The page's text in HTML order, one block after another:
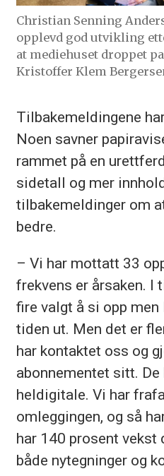
Christian Senning
opplevd god utvikling
at mediehuset droppet
Kristoffer Klem
Tilbakemeldingene
Noen savner
rammet på en
sidetall og mer
tilbakemeldinger om
bedre.
– Vi har mottatt 33
frekvens er årsaken. I
fire valgt å si opp men
tiden ut. Men det er
har kontaktet oss og
abonnementet sitt. De
heldigitale. Vi har
omleggingen, og så
har 140 prosent vekst
både nytegninger og